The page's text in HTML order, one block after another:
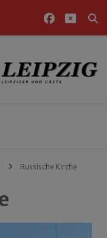
und Gäste
Russische Kirche